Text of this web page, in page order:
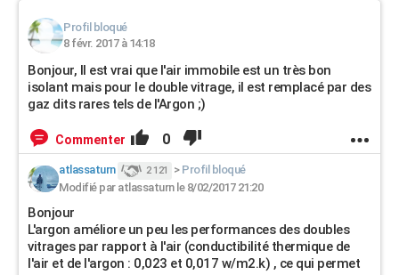
Profil bloqué
8 févr. 2017 à 14:18
Bonjour, Il est vrai que l'air immobile est un très bon
isolant mais pour le double vitrage, il est remplacé par des
gaz dits rares tels de l'Argon ;)
Commenter 0
atlassaturn 2 121 > Profil bloqué
Modifié par atlassaturn le 8/02/2017 21:20
Bonjour
L'argon améliore un peu les performances des doubles
vitrages par rapport à l'air (conductibilité thermique de
l'air et de l'argon : 0,023 et 0,017 w/m2.k) , ce qui permet